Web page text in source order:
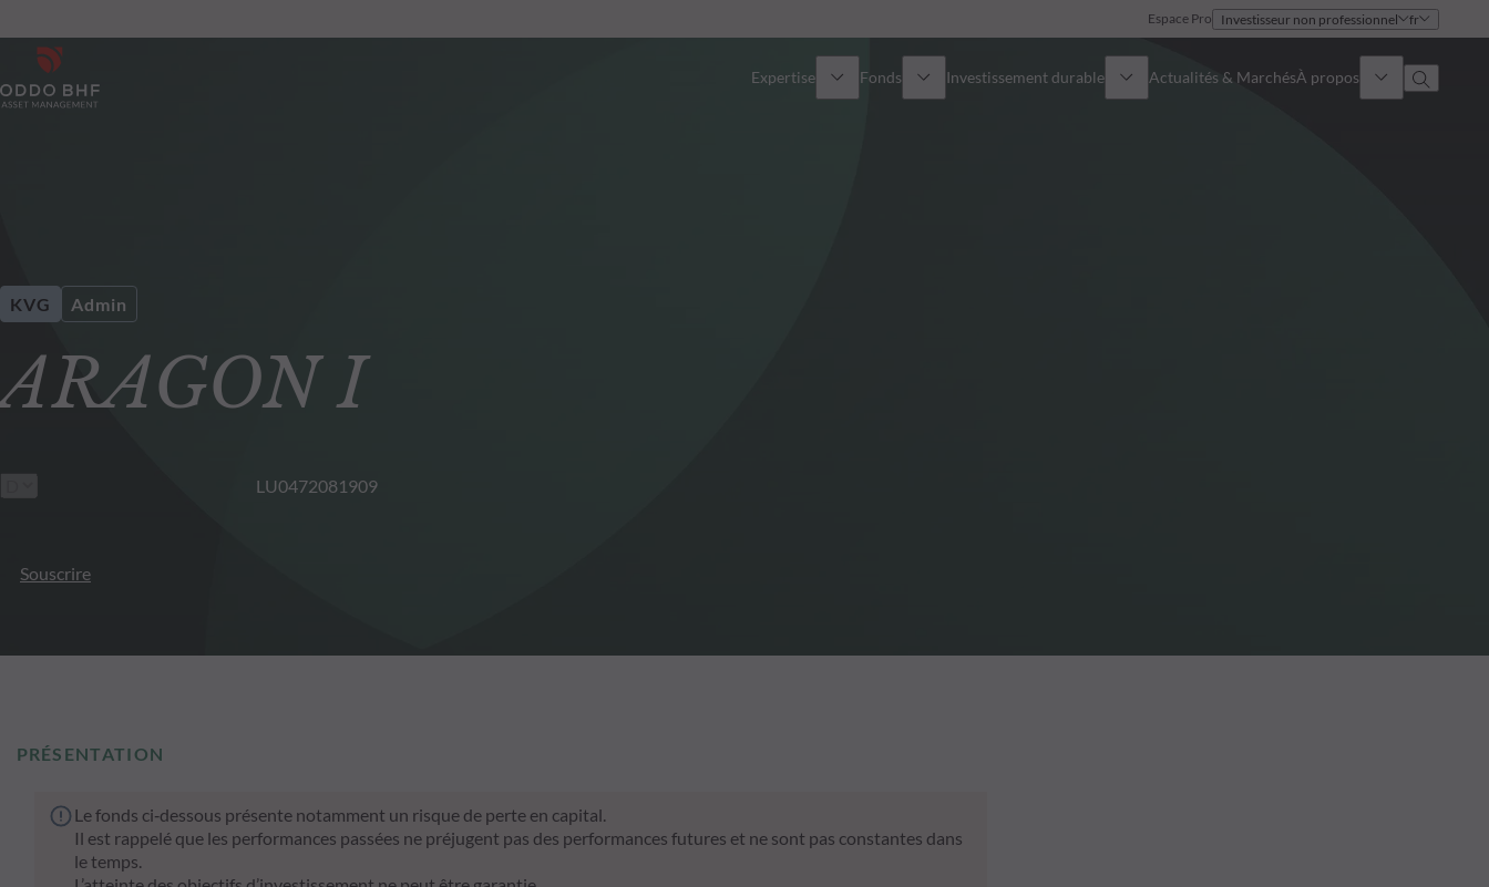
Espace Pro Investisseur non professionnel fr
Expertise Fonds Investissement durable Actualités & MarchésÀ propos
ARAGON I
KVG Admin
LU0472081909
Souscrire
PRÉSENTATION
Le fonds ci‑dessous présente notamment un risque de perte en capital.
Il est rappelé que les performances passées ne préjugent pas des performances futures et ne sont pas constantes dans
le temps.